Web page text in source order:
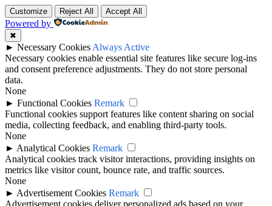
Customize Reject All Accept All
Powered by
✖
► Necessary Cookies Always Active
Necessary cookies enable essential site features like secure log-ins
and consent preference adjustments. They do not store personal
data.
None
► Functional Cookies Remark
Functional cookies support features like content sharing on social
media, collecting feedback, and enabling third-party tools.
None
► Analytical Cookies Remark
Analytical cookies track visitor interactions, providing insights on
metrics like visitor count, bounce rate, and traffic sources.
None
► Advertisement Cookies Remark
Advertisement cookies deliver personalized ads based on your